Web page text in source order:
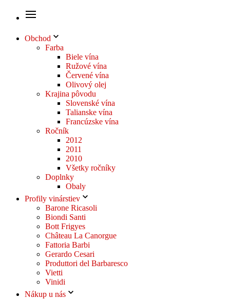
Obchod
Farba
Biele vína
Ružové vína
Červené vína
Olivový olej
Krajina pôvodu
Slovenské vína
Talianske vína
Francúzske vína
Ročník
2012
2011
2010
Všetky ročníky
Doplnky
Obaly
Profily vinárstiev
Barone Ricasoli
Biondi Santi
Bott Frigyes
Château La Canorgue
Fattoria Barbi
Gerardo Cesari
Produttori del Barbaresco
Vietti
Vinidi
Nákup u nás